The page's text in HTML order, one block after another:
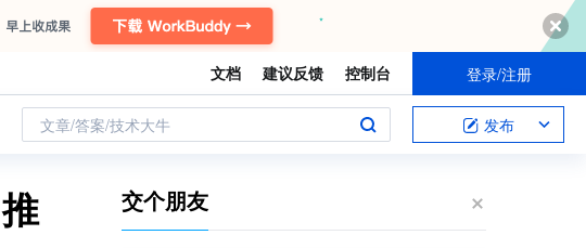
文档 建议反馈 控制台 登录/注册
文章/答案/技术大牛 发布
交个朋友